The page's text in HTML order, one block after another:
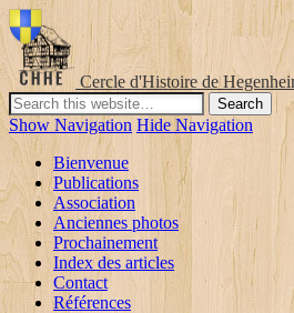
Cercle d'Histoire de
Show Navigation Hide Navigation
Bienvenue
Publications
Association
Anciennes photos
Prochainement
Index des articles
Contact
Références